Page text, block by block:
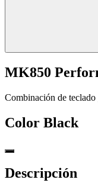
MK850
Combinación de
Color Black
Descripción